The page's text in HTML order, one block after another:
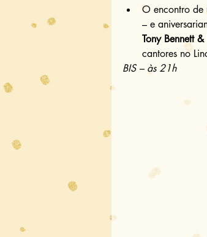
O encontro
– e
Tony Bennett
cantores no
BIS – às 21h